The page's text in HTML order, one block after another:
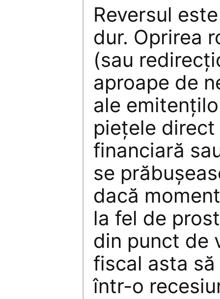
Reversul
dur. Oprirea
(sau
aproape de
ale
piețele
financiară
se
dacă
la fel de
din punct de
fiscal asta
într-o